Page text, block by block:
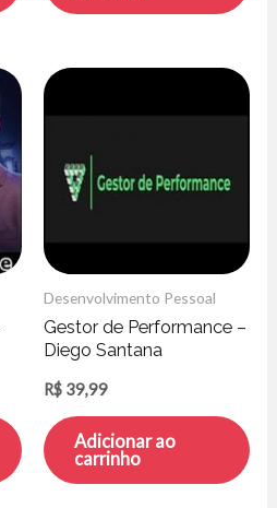
Desenvolvimento Pessoal
Gestor de Performance –
Diego Santana
R$ 39,99
Adicionar ao
carrinho